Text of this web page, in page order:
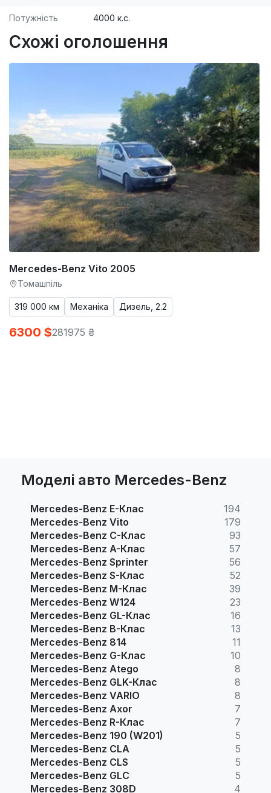
Потужність 4000 к.с.
Схожі оголошення
Mercedes-Benz Vito 2005
Томашпіль
319 000 км Механіка Дизель, 2.2
6300 $281975 ₴
Моделі авто Mercedes-Benz
Mercedes-Benz E-Клас
194
Mercedes-Benz Vito
179
Mercedes-Benz C-Клас
93
Mercedes-Benz A-Клас
57
Mercedes-Benz Sprinter
56
Mercedes-Benz S-Клас
52
Mercedes-Benz M-Клас
39
Mercedes-Benz W124
23
Mercedes-Benz GL-Клас
16
Mercedes-Benz B-Клас
13
Mercedes-Benz 814
11
Mercedes-Benz G-Клас
10
Mercedes-Benz Atego
8
Mercedes-Benz GLK-Клас
8
Mercedes-Benz VARIO
8
Mercedes-Benz Axor
7
Mercedes-Benz R-Клас
7
Mercedes-Benz 190 (W201)
5
Mercedes-Benz CLA
5
Mercedes-Benz CLS
5
Mercedes-Benz GLC
5
Mercedes-Benz 308D
4